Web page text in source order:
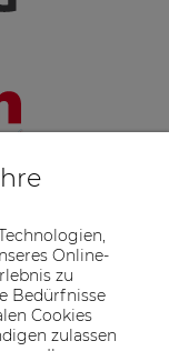
Online-
zu
Bedürfnisse
Cookies
zulassen